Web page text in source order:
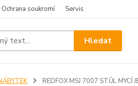
Ochrana soukromí Servis
Hledat
REDFOX MSJ 7007 STŮL MYCÍ